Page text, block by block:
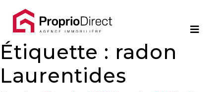
Contact
450.229.2992
PROPRIÉTÉS
Étiquette : radon
Laurentides